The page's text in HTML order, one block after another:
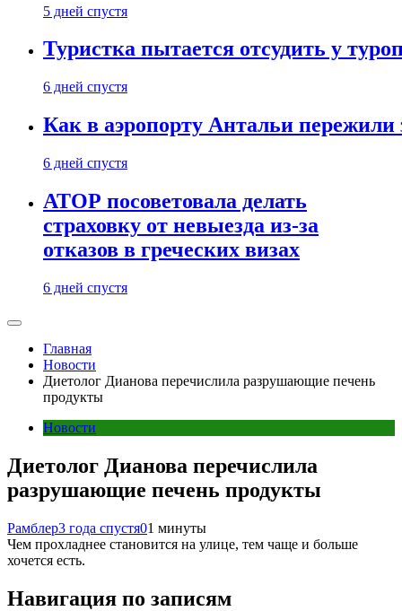
5 дней спустя
Туристка пытается отсудить у
6 дней спустя
Как в аэропорту Антальи
6 дней спустя
АТОР посоветовала делать
страховку от невыезда из-за
отказов в греческих визах
6 дней спустя
Главная
Новости
Диетолог Дианова перечислила разрушающие печень
продукты
Новости
Диетолог Дианова перечислила
разрушающие печень продукты
Рамблер3 года спустя01 минуты
Чем прохладнее становится на улице, тем чаще и больше
хочется есть.
Навигация по записям